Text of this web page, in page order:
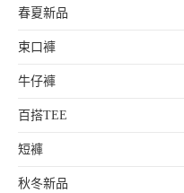
春夏新品
束口褲
牛仔褲
百搭TEE
短褲
秋冬新品